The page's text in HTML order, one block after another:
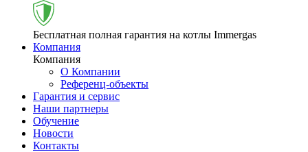
Бесплатная полная гарантия на котлы Immergas
Компания
Компания
О Компании
Референц-объекты
Гарантия и сервис
Наши партнеры
Обучение
Новости
Контакты